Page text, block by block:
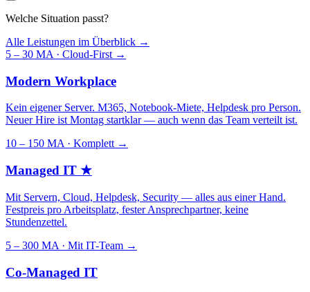
Welche Situation passt?
Alle Leistungen im Überblick →
5 – 30 MA · Cloud-First →
Modern Workplace
Kein eigener Server. M365, Notebook-Miete, Helpdesk pro Person.
Neuer Hire ist Montag startklar — auch wenn das Team verteilt ist.
10 – 150 MA · Komplett →
Managed IT ★
Mit Servern, Cloud, Helpdesk, Security — alles aus einer Hand.
Festpreis pro Arbeitsplatz, fester Ansprechpartner, keine
Stundenzettel.
5 – 300 MA · Mit IT-Team →
Co-Managed IT